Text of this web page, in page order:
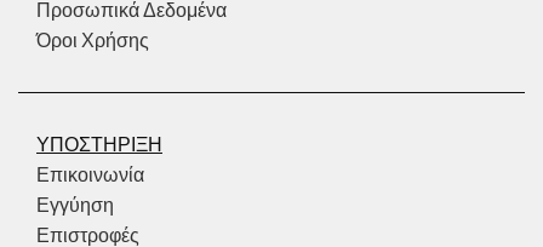
Προσωπικά Δεδομένα
Όροι Χρήσης
ΥΠΟΣΤΗΡΙΞΗ
Επικοινωνία
Εγγύηση
Επιστροφές